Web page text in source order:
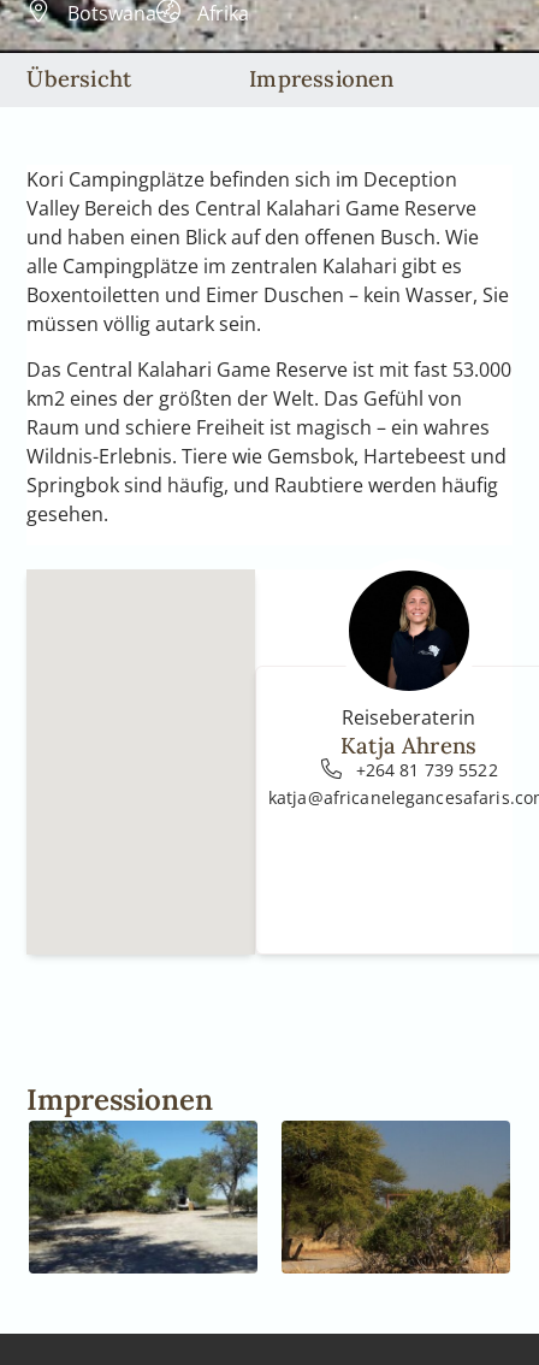
Botswana Afrika
Übersicht Impressionen
Kori Campingplätze befinden sich im Deception
Valley Bereich des Central Kalahari Game Reserve
und haben einen Blick auf den offenen Busch. Wie
alle Campingplätze im zentralen Kalahari gibt es
Boxentoiletten und Eimer Duschen – kein Wasser, Sie
müssen völlig autark sein.
Das Central Kalahari Game Reserve ist mit fast 53.000
km2 eines der größten der Welt. Das Gefühl von
Raum und schiere Freiheit ist magisch – ein wahres
Wildnis-Erlebnis. Tiere wie Gemsbok, Hartebeest und
Springbok sind häufig, und Raubtiere werden häufig
gesehen.
Reiseberaterin
Katja Ahrens
+264 81 739 5522
Impressionen